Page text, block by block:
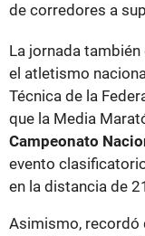
de corredores a
La jornada
el atletismo
Técnica de la
que la Media
Campeonato
evento
en la distancia de
Asimismo, recordó